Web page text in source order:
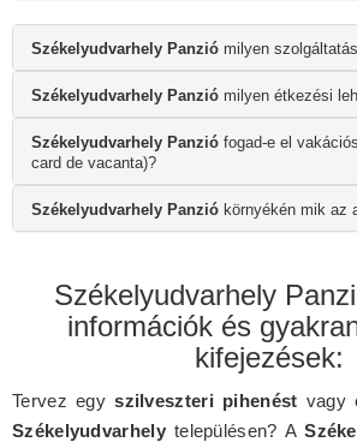
Székelyudvarhely Panzió milyen
Székelyudvarhely Panzió milyen étkezési
Székelyudvarhely Panzió fogad-e el
card de vacanta)?
Székelyudvarhely Panzió környékén mik az
Székelyudvarhely
információk és
kifejezések:
Tervez egyszilveszteri pihenést vagy
Székelyudvarhelytelepülésen? A